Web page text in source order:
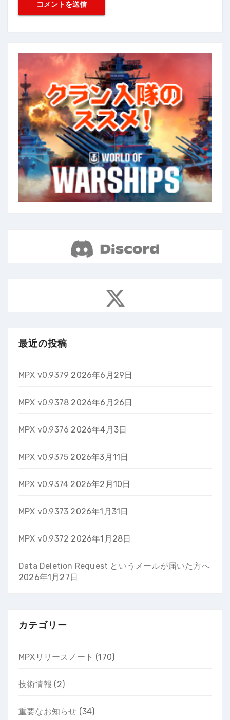
最近の投稿
MPX v0.9379 2026年6月29日
MPX v0.9378 2026年6月26日
MPX v0.9376 2026年4月3日
MPX v0.9375 2026年3月11日
MPX v0.9374 2026年2月10日
MPX v0.9373 2026年1月31日
MPX v0.9372 2026年1月28日
Data Deletion Request というメールが届いた方へ
2026年1月27日
カテゴリー
MPXリリースノート (170)
技術情報 (2)
重要なお知らせ (34)